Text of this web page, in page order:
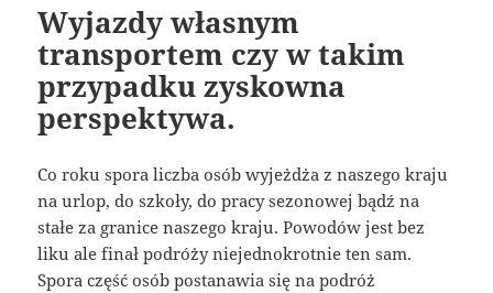
Wyjazdy własnym
transportem czy w takim
przypadku zyskowna
perspektywa.
Co roku spora liczba osób wyjeżdża z naszego kraju
na urlop, do szkoły, do pracy sezonowej bądź na
stałe za granice naszego kraju. Powodów jest bez
liku ale finał podróży niejednokrotnie ten sam.
Spora część osób postanawia się na podróż